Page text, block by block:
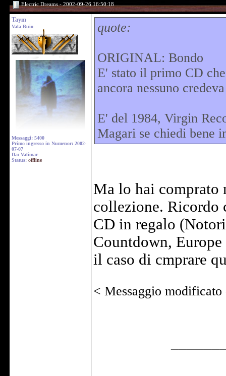
Electric Dreams - 2002-09-26 16:50:18
Taym
Vala Buio
Messaggi: 5400
Primo ingresso in Numenor: 2002-
07-07
Da: Valimar
Status: offline
quote:
ORIGINAL: Bondo
E' stato il primo CD
ancora nessuno
E' del 1984, Virgin
Magari se chiedi bene
Ma lo hai comprato
collezione. Ricordo
CD in regalo
Countdown,
il caso di cmprare
< Messaggio